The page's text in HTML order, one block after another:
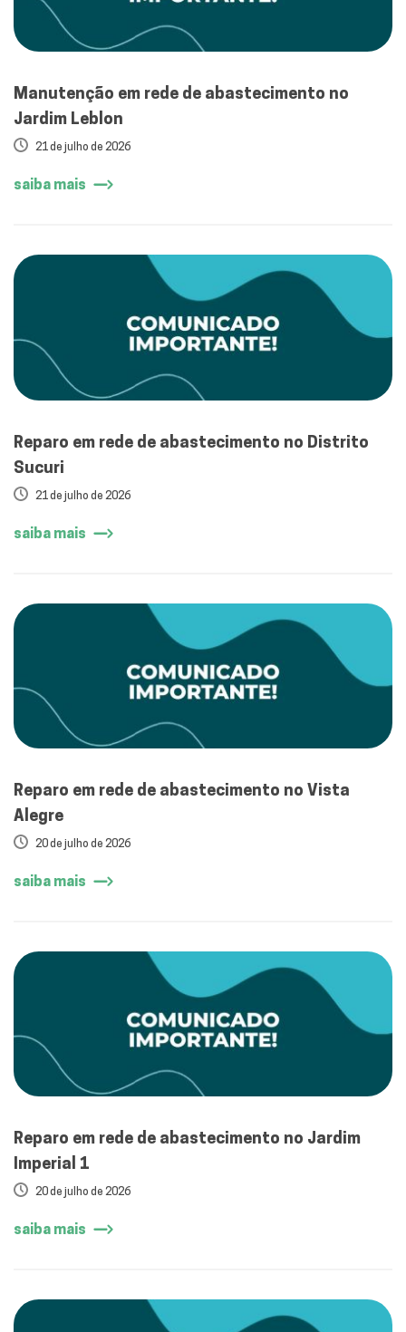
Manutenção em rede de abastecimento no
Jardim Leblon
21 de julho de 2026
saiba mais
Reparo em rede de abastecimento no Distrito
Sucuri
21 de julho de 2026
saiba mais
Reparo em rede de abastecimento no Vista
Alegre
20 de julho de 2026
saiba mais
Reparo em rede de abastecimento no Jardim
Imperial 1
20 de julho de 2026
saiba mais